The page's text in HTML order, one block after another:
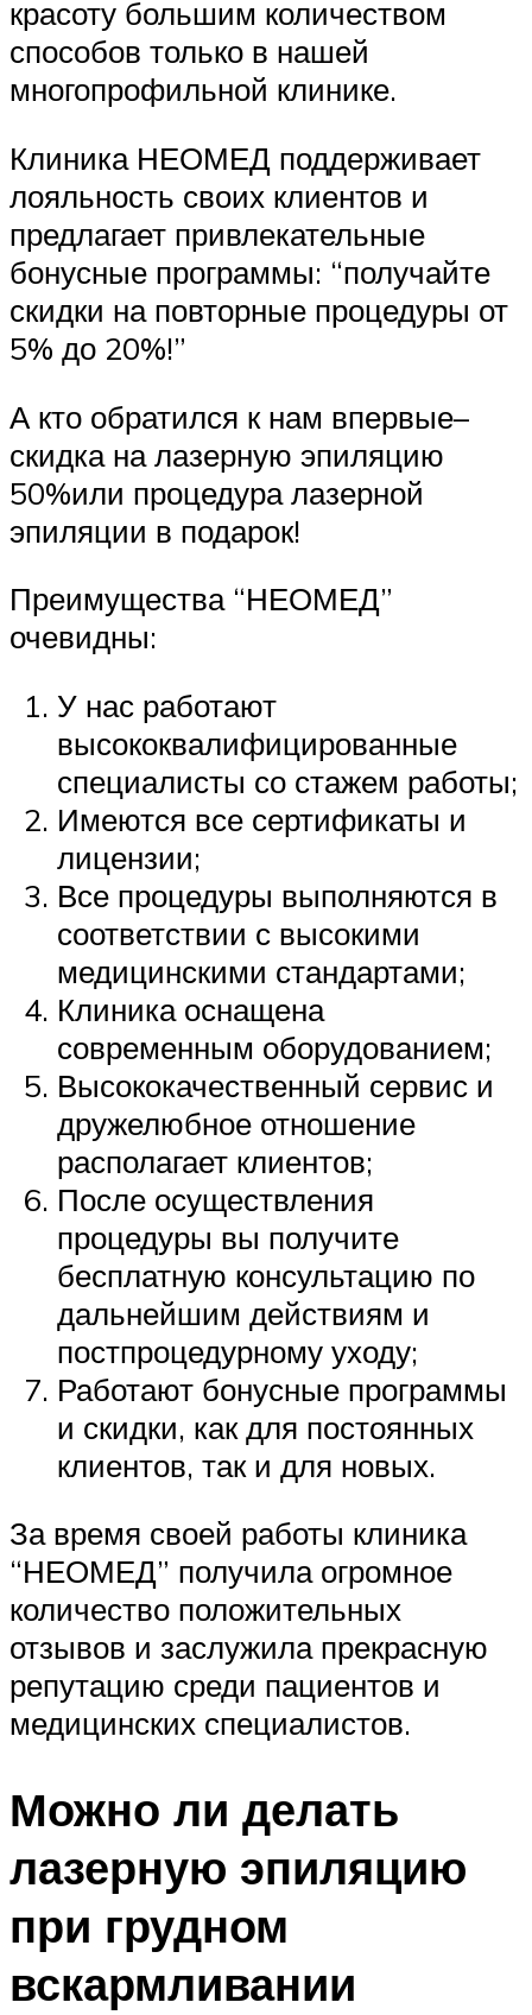
красоту большим количеством
способов только в нашей
многопрофильной клинике.
Клиника НЕОМЕД поддерживает
лояльность своих клиентов и
предлагает привлекательные
бонусные программы: “получайте
скидки на повторные процедуры от
5% до 20%!”
А кто обратился к нам впервые–
скидка на лазерную эпиляцию
50%или процедура лазерной
эпиляции в подарок!
Преимущества “НЕОМЕД”
очевидны:
У нас работают
высококвалифицированные
специалисты со стажем работы;
Имеются все сертификаты и
лицензии;
Все процедуры выполняются в
соответствии с высокими
медицинскими стандартами;
Клиника оснащена
современным оборудованием;
Высококачественный сервис и
дружелюбное отношение
располагает клиентов;
После осуществления
процедуры вы получите
бесплатную консультацию по
дальнейшим действиям и
постпроцедурному уходу;
Работают бонусные программы
и скидки, как для постоянных
клиентов, так и для новых.
За время своей работы клиника
“НЕОМЕД” получила огромное
количество положительных
отзывов и заслужила прекрасную
репутацию среди пациентов и
медицинских специалистов.
Можно ли делать
лазерную эпиляцию
при грудном
вскармливании